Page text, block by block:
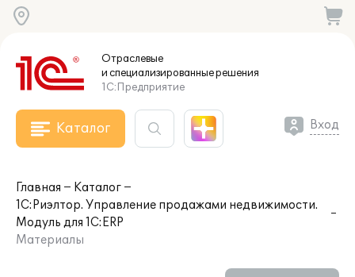
Отраслевые
и специализированныерешения
1С:Предприятие
Каталог Вход
Главная
Каталог
1С:Риэлтор. Управление продажами недвижимости.
Модуль для 1С:ERP
Материалы